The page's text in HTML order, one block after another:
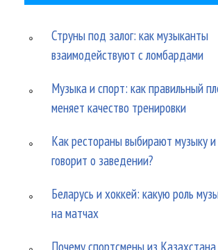
Струны под залог: как музыканты
взаимодействуют с ломбардами
Музыка и спорт: как правильный
меняет качество тренировки
Как рестораны выбирают музыку
говорит о заведении?
Беларусь и хоккей: какую роль
на матчах
Почему спортсмены из